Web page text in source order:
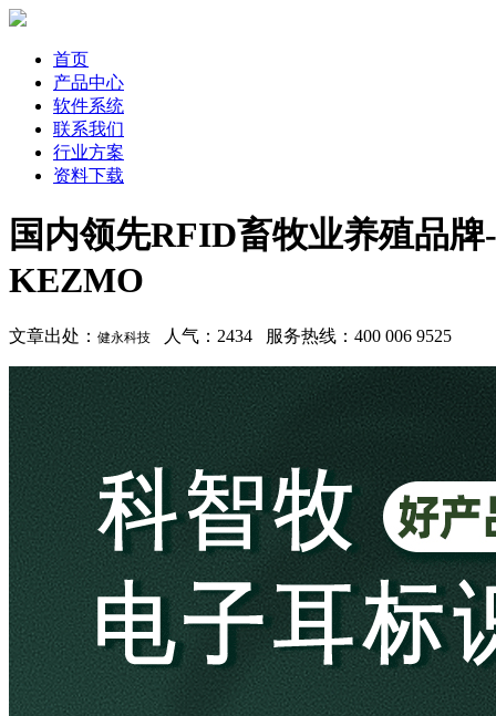
首页
产品中心
软件系统
联系我们
行业方案
资料下载
国内领先RFID畜牧业养殖品牌
KEZMO
文章出处： 健永科技 人气：2434 服务热线：400 006 9525